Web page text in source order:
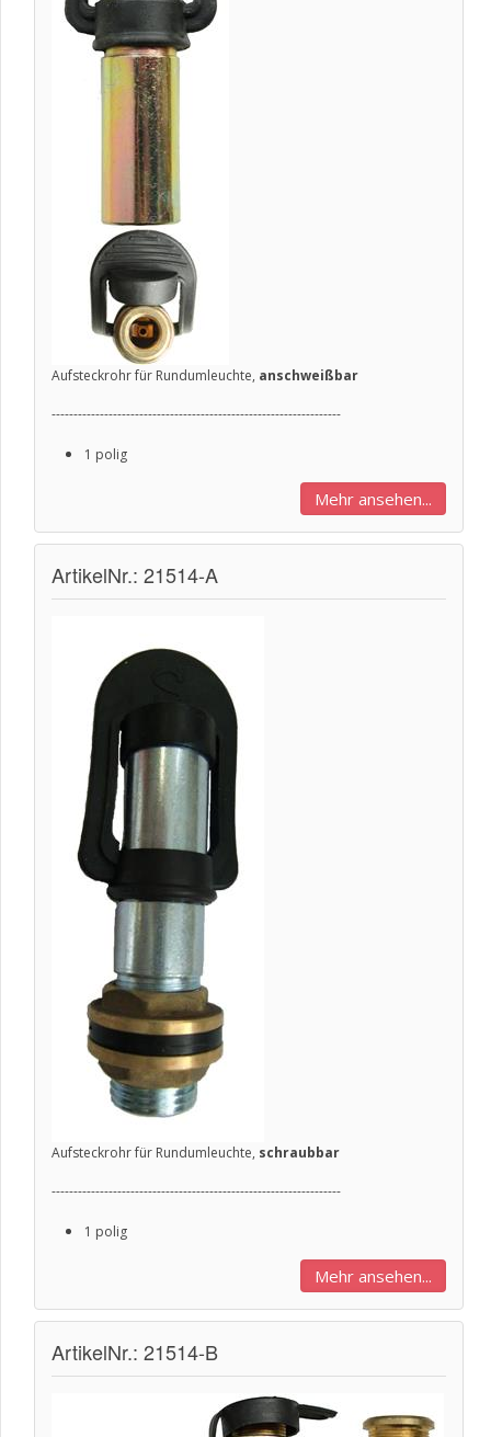
Aufsteckrohr für Rundumleuchte, anschweißbar
------------------------------------------------------------------
1 polig
Mehr ansehen...
ArtikelNr.: 21514-A
Aufsteckrohr für Rundumleuchte, schraubbar
------------------------------------------------------------------
1 polig
Mehr ansehen...
ArtikelNr.: 21514-B